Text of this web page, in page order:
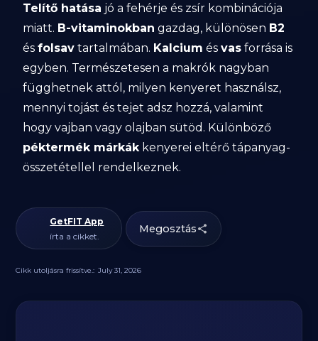
Telítő hatása jó a fehérje és zsír kombinációja
miatt. B-vitaminokban gazdag, különösen B2
ésfolsav tartalmában. Kalcium ésvas forrása is
egyben. Természetesen a makrók nagyban
függhetnek attól, milyen kenyeret használsz,
mennyi tojást és tejet adsz hozzá, valamint
hogy vajban vagy olajban sütöd. Különböző
péktermék márkákkenyerei eltérő tápanyag-
összetétellel rendelkeznek.
GetFIT App
írta a cikket.
Megosztás
Cikk utoljásra frissítve.: July 31, 2026